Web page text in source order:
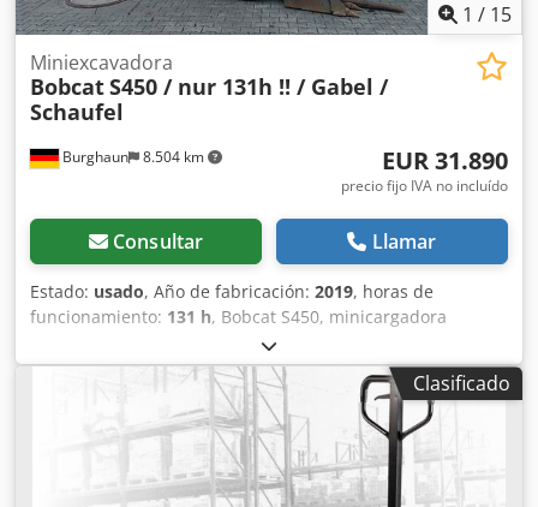
1 / 15
Burghaun 8.504 km
Miniexcavadora
BobcatS450 / nur 131h !! / Gabel /
Schaufel
EUR 31.890
precio fijo IVA no incluído
Consultar Llamar
Estado: usado, Año de fabricación: 2019, horas de
funcionamiento: 131 h, Bobcat S450, minicargadora
compacta, año de fabricación: 2019, horas de
funcionamiento: ¡solo 131 horas!, horquillas para paletas,
pala, motor: Kubota [36 kW/49 CV], peso: 2.365 kg, vehículo
alemán, primer propietario, buen estado, lista para su uso
inmediato. Dsdpfx Aley T Uvtsyeck Si lo desea, le
ofrecemos una propuesta de arrendamiento o
financiación. El Sr. Mihm (Tel. ) estará encantado de
Clasificado